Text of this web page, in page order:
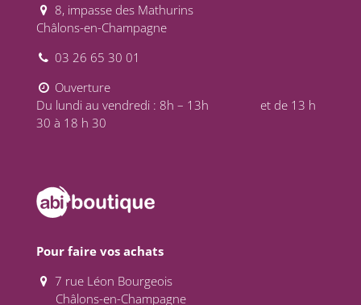
8, impasse des Mathurins
Châlons-en-Champagne
03 26 65 30 01
Ouverture
Du lundi au vendredi : 8h – 13h et de 13 h
30 à 18 h 30
Pour faire vos achats
7 rue Léon Bourgeois
Châlons-en-Champagne